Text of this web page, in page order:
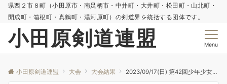
県西２市８町（小田原市・南足柄市・中井町・大井町・松田町・山北町・
開成町・箱根町・真鶴町・湯河原町）の剣道界を統括する団体です。
小田原剣道連盟 Menu
小田原剣道連盟 大会 大会結果 2023/09/17(日) 第42回少年少女個人戦剣道大会と第1回少年少女団体戦剣道大会を実施致しました。